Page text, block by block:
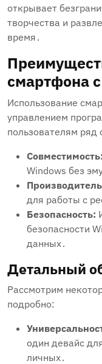
открывает
творчества и
время․
смартфона
Использование
управлением
пользователям
Совместимость:
Windows без
для работы с
Безопасность:
безопасности
данных․
Детальный
Рассмотрим
подробно:
один девайс
личных․